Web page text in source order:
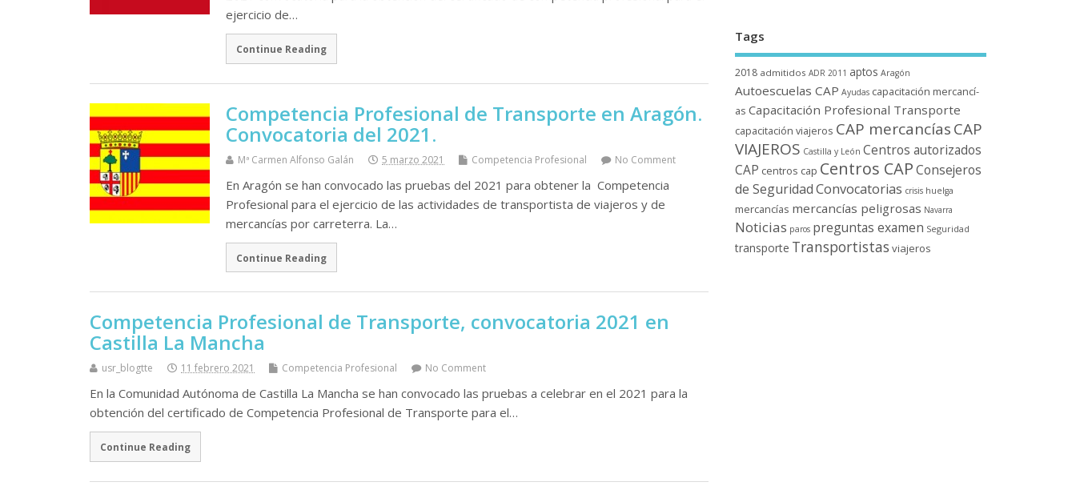
ejercicio de…
Continue Reading
Competencia Profesional de Transporte en Aragón.
Convocatoria del 2021.
Mª Carmen Alfonso Galán 5 marzo 2021 Competencia Profesional No Comment
En Aragón se han convocado las pruebas del 2021 para obtener la Competencia
Profesional para el ejercicio de las actividades de transportista de viajeros y de
mercancí­as por carreterra. La…
Continue Reading
Competencia Profesional de Transporte, convocatoria 2021 en
Castilla La Mancha
usr_blogtte 11 febrero 2021 Competencia Profesional No Comment
En la Comunidad Autónoma de Castilla La Mancha se han convocado las pruebas a celebrar en el 2021 para la
obtención del certificado de Competencia Profesional de Transporte para el…
Continue Reading
Tags
2018 admitidos ADR 2011 aptos Aragón
Autoescuelas CAP Ayudas capacitación mercancí­
as Capacitación Profesional Transporte
capacitación viajeros CAP mercancí­asCAP
VIAJEROS Castilla y León Centros autorizados
CAP centros cap Centros CAP Consejeros
de Seguridad Convocatorias crisis huelga
mercancí­as mercancí­as peligrosas Navarra
Noticias paros preguntas examen Seguridad
transporte Transportistas viajeros